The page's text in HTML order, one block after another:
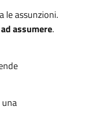
le assunzioni.
assumere.
una